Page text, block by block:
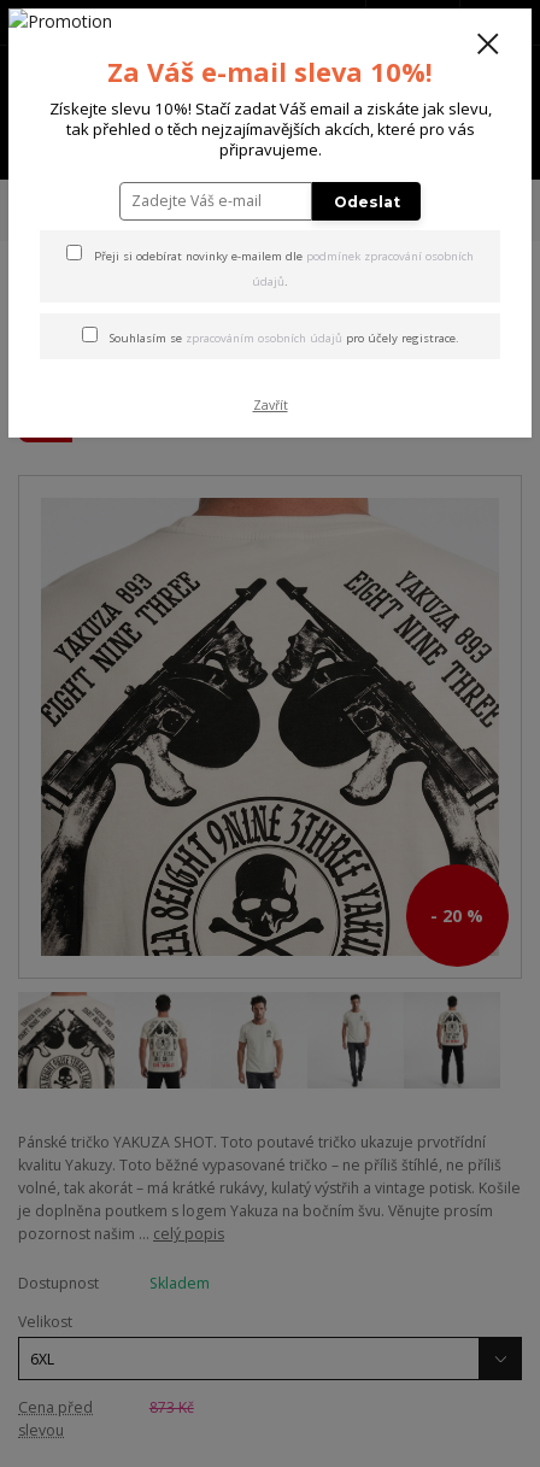
Menu
+420 702 136 620
TRIKA & TÍLKA
Yakuza pánské tričko Shot Regular T-
Shirt bone/white 6XL
Regular T-Shirt bone/white
- 20 %
Pánské tričko YAKUZA SHOT. Toto poutavé tričko ukazuje prvotřídní
kvalitu Yakuzy. Toto běžné vypasované tričko – ne příliš štíhlé, ne příliš
volné, tak akorát – má krátké rukávy, kulatý výstřih a vintage potisk. Košile
je doplněna poutkem s logem Yakuza na bočním švu. Věnujte prosím
pozornost našim ... celý popis
Dostupnost
Skladem
Velikost
Cena před
slevou
873 Kč
Za Váš e-mail sleva 10%!
Získejte slevu 10%! Stačí zadat Váš email a ziskáte jak slevu,
tak přehled o těch nejzajímavějších akcích, které pro vás
připravujeme.
Odeslat
Přeji si odebírat novinky e-mailem dle podmínek zpracování osobních
údajů.
Souhlasím se zpracováním osobních údajů pro účely registrace.
Zavřít